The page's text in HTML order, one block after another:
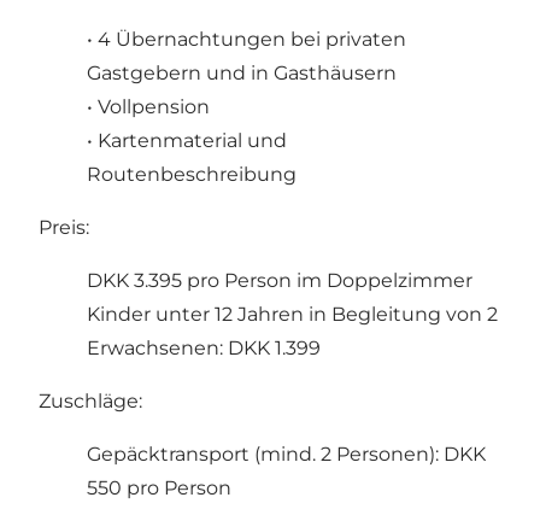
• 4 Übernachtungen bei privaten
Gastgebern und in Gasthäusern
• Vollpension
• Kartenmaterial und
Routenbeschreibung
Preis:
DKK 3.395 pro Person im Doppelzimmer
Kinder unter 12 Jahren in Begleitung von 2
Erwachsenen: DKK 1.399
Zuschläge:
Gepäcktransport (mind. 2 Personen): DKK
550 pro Person